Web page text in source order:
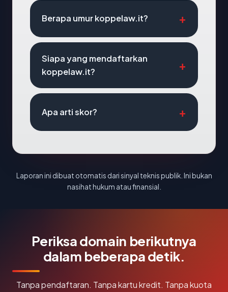
Berapa umur koppelaw.it?
Siapa yang mendaftarkan
koppelaw.it?
Apa arti skor?
Laporan ini dibuat otomatis dari sinyal teknis publik. Ini bukan
nasihat hukum atau finansial.
Periksa domain berikutnya
dalam beberapa detik.
Tanpa pendaftaran. Tanpa kartu kredit. Tanpa kuota